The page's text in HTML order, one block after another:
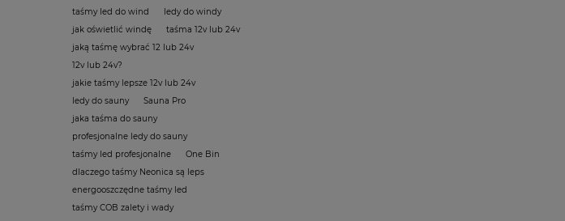
taśmy led do wind
ledy do windy
jak oświetlić windę
taśma 12v lub 24v
jaką taśmę wybrać 12 lub 24v
12v lub 24v?
jakie taśmy lepsze 12v lub 24v
ledy do sauny
Sauna Pro
jaka taśma do sauny
profesjonalne ledy do sauny
taśmy led profesjonalne
One Bin
dlaczego taśmy Neonica są leps
energooszczędne taśmy led
taśmy COB zalety i wady